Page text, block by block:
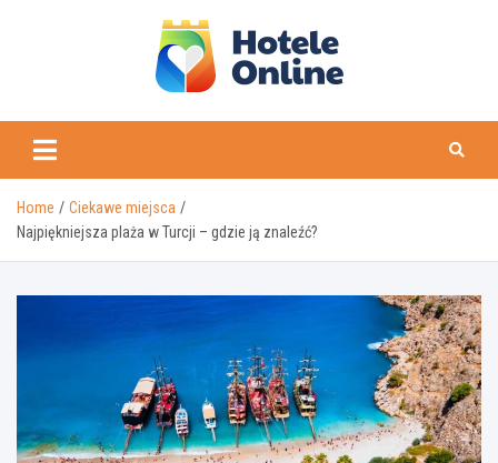
Home
Ciekawe miejsca
Najpiękniejsza plaża w Turcji – gdzie ją znaleźć?